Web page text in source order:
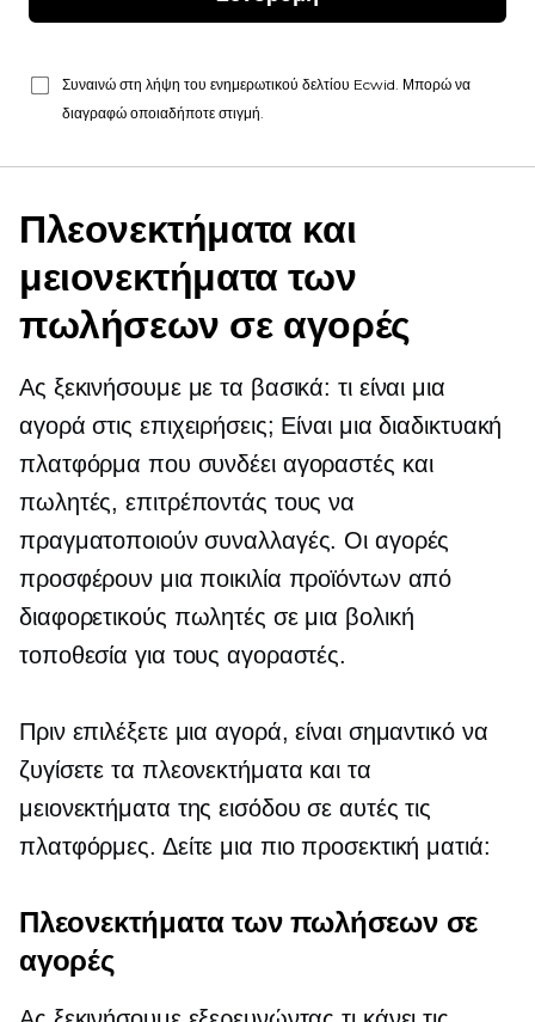
Συναινώ στη λήψη του ενημερωτικού δελτίου Ecwid. Μπορώ να
διαγραφώ οποιαδήποτε στιγμή.
Πλεονεκτήματα και
μειονεκτήματα των
πωλήσεων σε αγορές
Ας ξεκινήσουμε με τα βασικά: τι είναι μια
αγορά στις επιχειρήσεις; Είναι μια διαδικτυακή
πλατφόρμα που συνδέει αγοραστές και
πωλητές, επιτρέποντάς τους να
πραγματοποιούν συναλλαγές. Οι αγορές
προσφέρουν μια ποικιλία προϊόντων από
διαφορετικούς πωλητές σε μια βολική
τοποθεσία για τους αγοραστές.
Πριν επιλέξετε μια αγορά, είναι σημαντικό να
ζυγίσετε τα πλεονεκτήματα και τα
μειονεκτήματα της εισόδου σε αυτές τις
πλατφόρμες. Δείτε μια πιο προσεκτική ματιά:
Πλεονεκτήματα των πωλήσεων σε
αγορές